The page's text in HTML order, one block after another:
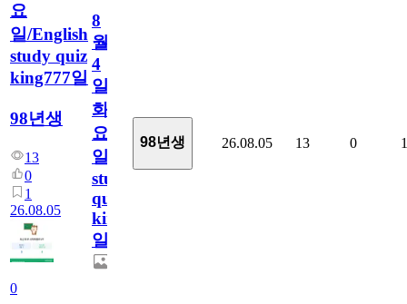
요
일/English
study quiz
king777일
98년생
13
0
1
26.08.05
0
8
월
4
일
화
요
일/English
study
quiz
king777
일
98년생 26.08.05 13 0 1